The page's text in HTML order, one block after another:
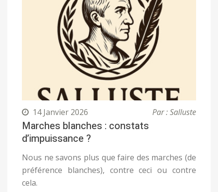
14 Janvier 2026 Par : Salluste
Marches blanches : constats
d’impuissance ?
Nous ne savons plus que faire des marches (de
préférence blanches), contre ceci ou contre
cela.